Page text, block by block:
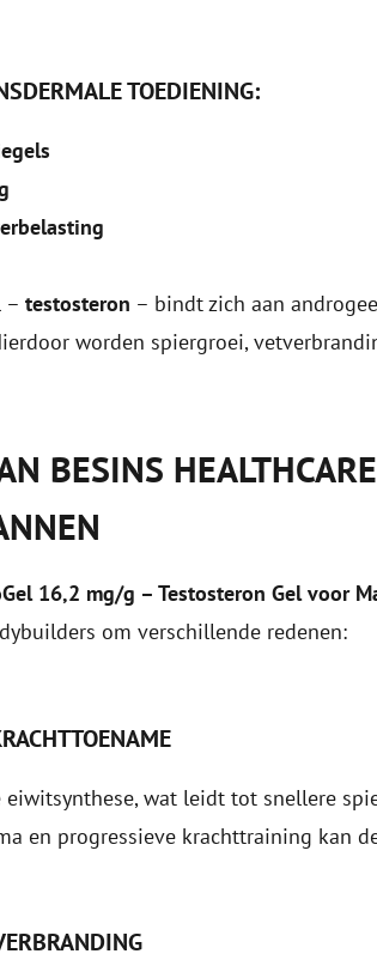
TOEDIENING:
– testosteron – bindt zich aan
worden spiergroei,
BESINS
16,2 mg/g – Testosteron Gel voor
om verschillende redenen:
eiwitsynthese, wat leidt tot snellere
en progressieve krachttraining kan